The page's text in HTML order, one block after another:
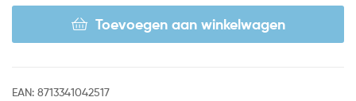
Toevoegen aan winkelwagen
EAN: 8713341042517